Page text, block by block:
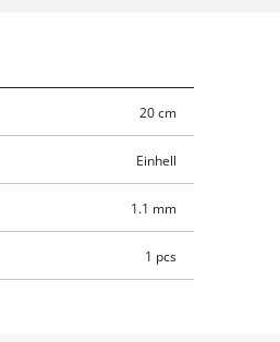
20 cm
Einhell
1.1 mm
1 pcs